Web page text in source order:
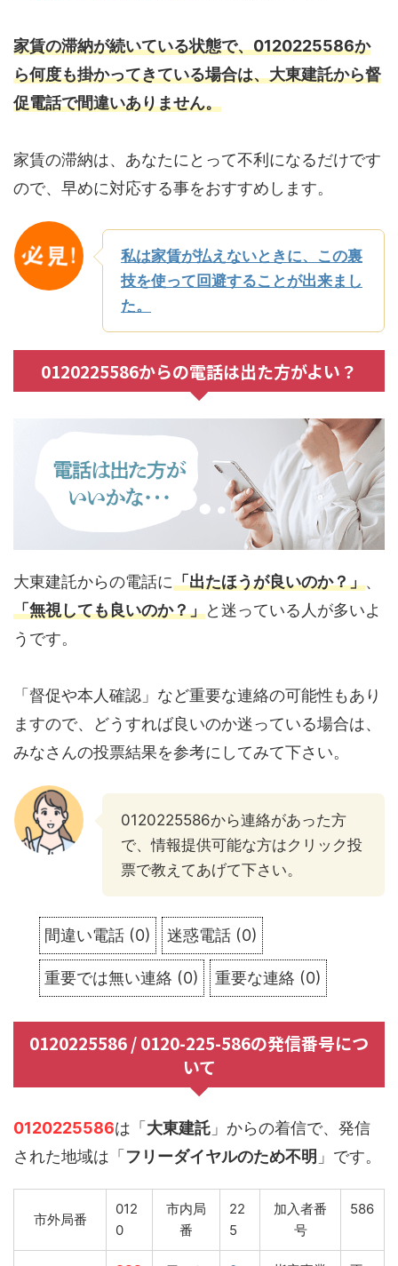
家賃の滞納が続いている状態で、0120225586か
ら何度も掛かってきている場合は、大東建託から督
促電話で間違いありません。
家賃の滞納は、あなたにとって不利になるだけです
ので、早めに対応する事をおすすめします。
私は家賃が払えないときに、この裏
技を使って回避することが出来まし
た。
0120225586からの電話は出た方がよい？
大東建託からの電話に「出たほうが良いのか？」、
「無視しても良いのか？」と迷っている人が多いよ
うです。
「督促や本人確認」など重要な連絡の可能性もあり
ますので、どうすれば良いのか迷っている場合は、
みなさんの投票結果を参考にしてみて下さい。
0120225586から連絡があった方
で、情報提供可能な方はクリック投
票で教えてあげて下さい。
間違い電話 (0) 迷惑電話 (0)
重要では無い連絡 (0) 重要な連絡 (0)
0120225586 / 0120-225-586の発信番号につ
いて
0120225586は「 大東建託 」からの着信で、発信
された地域は「 フリーダイヤルのため不明 」です。
市外局番
012
0
市内局
番
22
5
加入者番
号
586